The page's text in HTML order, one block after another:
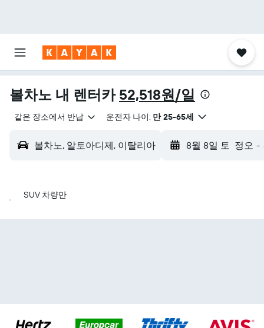
볼차노 내 렌터카 52,518원/일
같은 장소에서 반납 운전자 나이: 만 25-65세
볼차노, 알토아디제, 이탈리아 8월 8일 토 정오 -
SUV 차량만